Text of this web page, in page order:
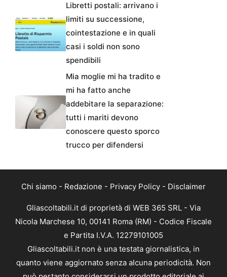
Libretti postali: arrivano i
limiti su successione,
cointestazione e in quali
casi i soldi non sono
spendibili
Mia moglie mi ha tradito e
mi ha fatto anche
addebitare la separazione:
tutti i mariti devono
conoscere questo sporco
trucco per difendersi
Chi siamo - Redazione - Privacy Policy - Disclaimer
Gliascoltabili.it di proprietà di WEB 365 SRL - Via
Nicola Marchese 10, 00141 Roma (RM) - Codice Fiscale
e Partita I.V.A. 12279101005
Gliascoltabili.it non è una testata giornalistica, in
quanto viene aggiornato senza alcuna periodicità. Non